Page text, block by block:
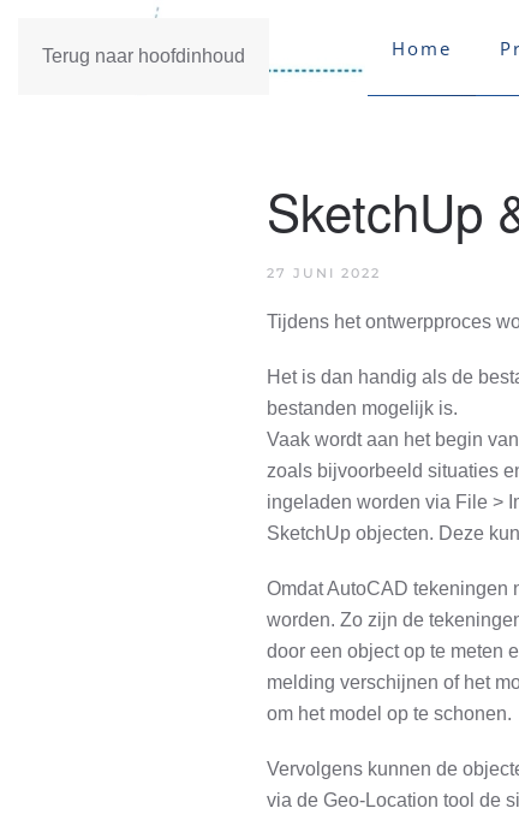
Terug naar hoofdinhoud Home
SketchUp
27 JUNI 2022
Tijdens het ontwerpproces
Het is dan handig als de
bestanden mogelijk is.
Vaak wordt aan het begin
zoals bijvoorbeeld situaties
ingeladen worden via File >
SketchUp objecten. Deze
Omdat AutoCAD tekeningen
worden. Zo zijn de
door een object op te meten
melding verschijnen of het
om het model op te schonen.
Vervolgens kunnen de
via de Geo-Location tool de